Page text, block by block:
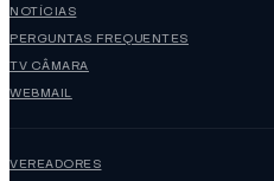
NOTÍCIAS
PERGUNTAS FREQUENTES
TV CÂMARA
WEBMAIL
VEREADORES